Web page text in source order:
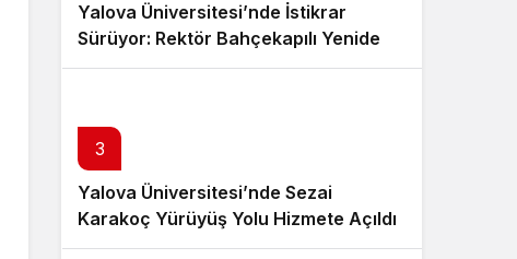
Yalova Üniversitesi’nde İstikrar
Sürüyor: Rektör Bahçekapılı Yeniden
Görevde
3
Yalova Üniversitesi’nde Sezai
Karakoç Yürüyüş Yolu Hizmete Açıldı